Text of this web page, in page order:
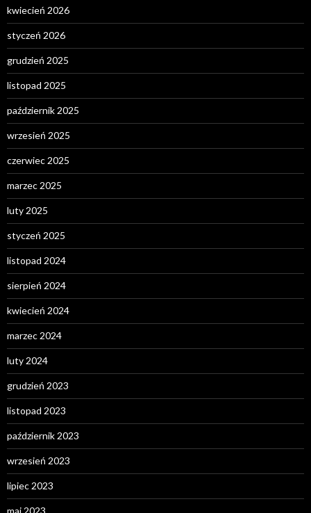
kwiecień 2026
styczeń 2026
grudzień 2025
listopad 2025
październik 2025
wrzesień 2025
czerwiec 2025
marzec 2025
luty 2025
styczeń 2025
listopad 2024
sierpień 2024
kwiecień 2024
marzec 2024
luty 2024
grudzień 2023
listopad 2023
październik 2023
wrzesień 2023
lipiec 2023
maj 2023